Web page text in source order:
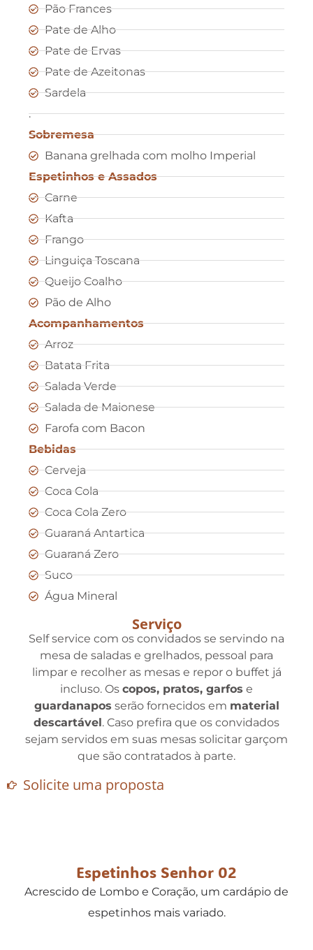
Pão Frances
Pate de Alho
Pate de Ervas
Pate de Azeitonas
Sardela
.
Sobremesa
Banana grelhada com molho Imperial
Espetinhos e Assados
Carne
Kafta
Frango
Linguiça Toscana
Queijo Coalho
Pão de Alho
Acompanhamentos
Arroz
Batata Frita
Salada Verde
Salada de Maionese
Farofa com Bacon
Bebidas
Cerveja
Coca Cola
Coca Cola Zero
Guaraná Antartica
Guaraná Zero
Suco
Água Mineral
Serviço
Self service com os convidados se servindo na
mesa de saladas e grelhados, pessoal para
limpar e recolher as mesas e repor o buffet já
incluso. Os copos, pratos, garfos e
guardanapos serão fornecidos em material
descartável. Caso prefira que os convidados
sejam servidos em suas mesas solicitar garçom
que são contratados à parte.
Solicite uma proposta
Espetinhos Senhor 02
Acrescido de Lombo e Coração, um cardápio de
espetinhos mais variado.